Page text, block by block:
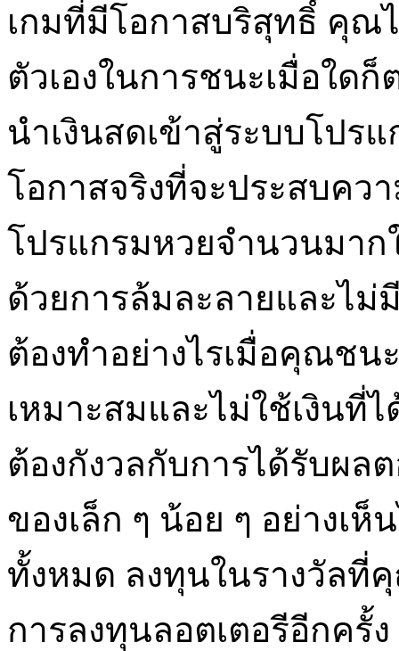
เกมที่มีโอกาสบริสุทธิ์ คุณ
ตัวเองในการชนะเมื่อใด
นำเงินสดเข้าสู่ระบบโปร
โอกาสจริงที่จะประสบคว
โปรแกรมหวยจำนวนมาก
ด้วยการล้มละลายและไม่
ต้องทำอย่างไรเมื่อคุณช
เหมาะสมและไม่ใช้เงิน
ต้องกังวลกับการได้รับผ
ของเล็ก ๆ น้อย ๆ อย่างเ
ทั้งหมด ลงทุนในรางวัลที่
การลงทุนลอตเตอรีอีกครั้